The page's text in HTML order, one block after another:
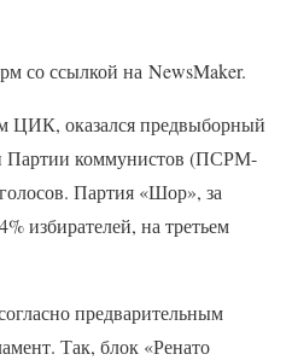
со ссылкой на NewsMaker.
ЦИК, оказался предвыборный
Партии коммунистов (ПСРМ-
Партия «Шор», за
избирателей, на третьем
предварительным
Так, блок «Ренато